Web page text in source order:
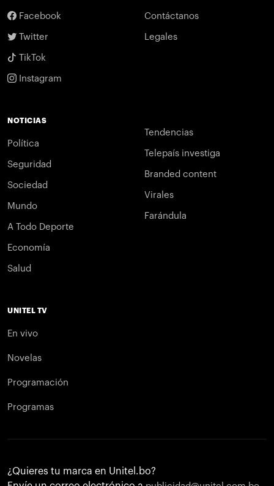
Facebook
Twitter
TikTok
Instagram
Contáctanos
Legales
NOTICIAS
Política
Seguridad
Sociedad
Mundo
A Todo Deporte
Economía
Salud
Tendencias
Telepaís investiga
Branded content
Virales
Farándula
UNITEL TV
En vivo
Novelas
Programación
Programas
¿Quieres tu marca en Unitel.bo?